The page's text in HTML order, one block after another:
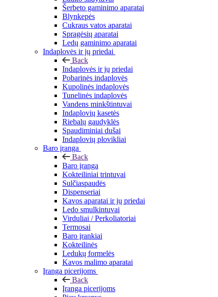
Šerbeto gaminimo aparatai
Blynkepės
Cukraus vatos aparatai
Spragėsių aparatai
Ledų gaminimo aparatai
Indaplovės ir jų priedai
Back
Indaplovės ir jų priedai
Pobarinės indaplovės
Kupolinės indaplovės
Tunelinės indaplovės
Vandens minkštintuvai
Indaplovių kasetės
Riebalų gaudyklės
Spaudiminiai dušai
Indaplovių plovikliai
Baro įranga
Back
Baro įranga
Kokteiliniai trintuvai
Sulčiaspaudės
Dispenseriai
Kavos aparatai ir jų priedai
Ledo smulkintuvai
Virduliai / Perkoliatoriai
Termosai
Baro įrankiai
Kokteilinės
Ledukų formelės
Kavos malimo aparatai
Įranga picerijoms
Back
Įranga picerijoms